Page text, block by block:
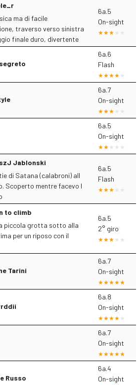
ma di facile
traverso verso sinistra
finale duro, divertente
6a.5
On-sight
6a.6
Flash
6a.7
On-sight
6a.5
On-sight
Jablonski
di Satana (calabroni) all
Scoperto mentre facevo l
6a.5
Flash
to climb
piccola grotta sotto alla
per un riposo con il
6a.5
2° giro
Tarini
6a.7
On-sight
6a.8
On-sight
6a.7
On-sight
Russo
6a.4
On-sight